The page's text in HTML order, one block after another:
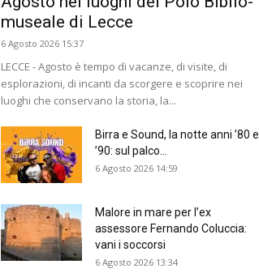
museale di Lecce
6 Agosto 2026 15:37
LECCE - Agosto è tempo di vacanze, di visite, di
esplorazioni, di incanti da scorgere e scoprire nei
luoghi che conservano la storia, la...
Birra e Sound, la notte anni ’80 e
’90: sul palco...
6 Agosto 2026 14:59
Malore in mare per l’ex
assessore Fernando Coluccia:
vani i soccorsi
6 Agosto 2026 13:34